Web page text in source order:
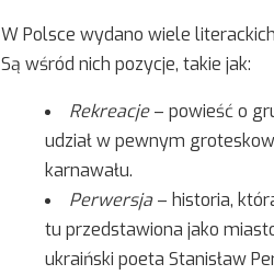
W Polsce wydano wiele
Są wśród nich pozycje, takie jak:
Rekreacje– powieść o
udział w pewnym
karnawału.
Perwersja– historia,
tu przedstawiona jako
ukraiński poeta Stanisław